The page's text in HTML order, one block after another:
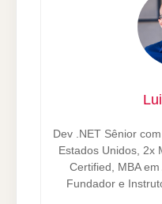
Dev .NET Sênior
Estados Unidos, 2x
Certified, MBA
Fundador e